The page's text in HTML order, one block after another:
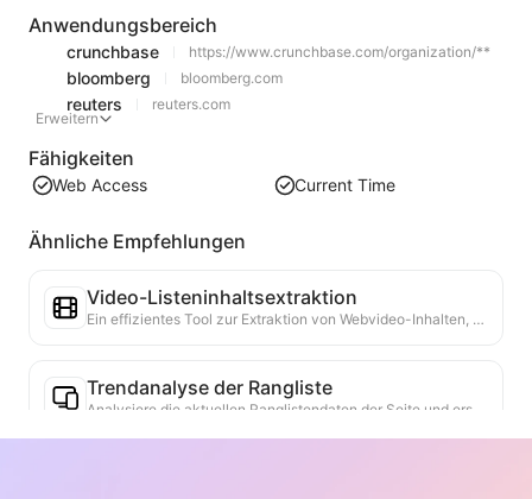
Anwendungsbereich
crunchbase https://www.crunchbase.com/organization/**
bloomberg bloomberg.com
reuters
reuters.com
Erweitern
Fähigkeiten
Web Access Current Time
Ähnliche Empfehlungen
Video-Listeninhaltsextraktion
Ein effizientes Tool zur Extraktion von Webvideo-Inhalten, das Webseiten schnell scannen und Videoinformationen in einer strukturierten Markdown-Tabelle organisieren kann.
Trendanalyse der Rangliste